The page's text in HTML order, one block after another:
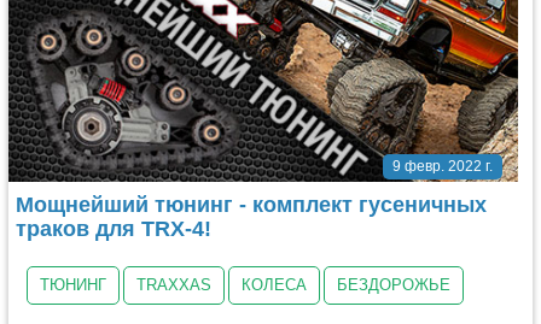
9 февр. 2022 г.
Мощнейший тюнинг - комплект гусеничных
траков для TRX-4!
ТЮНИНГ TRAXXAS КОЛЕСА БЕЗДОРОЖЬЕ